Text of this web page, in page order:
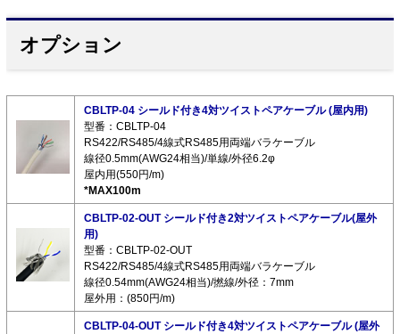
オプション
CBLTP-04 シールド付き4対ツイストペアケーブル (屋内用)
型番：CBLTP-04
RS422/RS485/4線式RS485用両端バラケーブル
線径0.5mm(AWG24相当)/単線/外径6.2φ
屋内用(550円/m)
*MAX100m
CBLTP-02-OUT シールド付き2対ツイストペアケーブル(屋外
用)
型番：CBLTP-02-OUT
RS422/RS485/4線式RS485用両端バラケーブル
線径0.54mm(AWG24相当)/撚線/外径：7mm
屋外用：(850円/m)
CBLTP-04-OUT シールド付き4対ツイストペアケーブル (屋外